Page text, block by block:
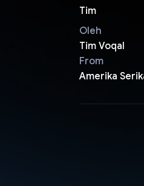
Tim
Oleh
Tim Voqal
From
Amerika